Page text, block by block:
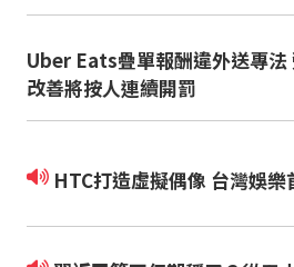
Uber Eats疊單報酬違外送專法
改善將按人連續開罰
HTC打造虛擬偶像 台灣娛樂